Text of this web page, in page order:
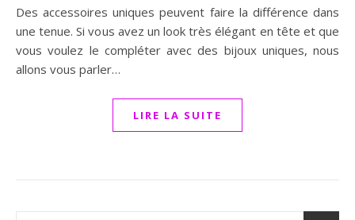
Des accessoires uniques peuvent faire la différence dans
une tenue. Si vous avez un look très élégant en tête et que
vous voulez le compléter avec des bijoux uniques, nous
allons vous parler…
LIRE LA SUITE